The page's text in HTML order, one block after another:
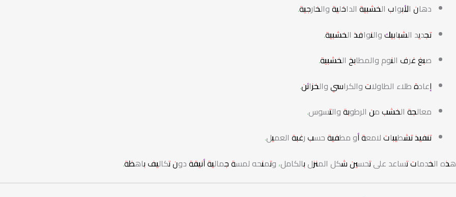
دهان الأبواب الخشبية الداخلية والخارجية.
تجديد الشبابيك والنوافذ الخشبية.
صبغ غرف النوم والمطابخ الخشبية.
إعادة طلاء الطاولات والكراسي والخزائن.
معالجة الخشب من الرطوبة والتسوس.
تنفيذ تشطيبات لامعة أو مطفية حسب رغبة العميل.
هذه الخدمات تساعد على تحسين شكل المنزل بالكامل، وتمنحه لمسة جمالية أنيقة دون تكاليف باهظة.